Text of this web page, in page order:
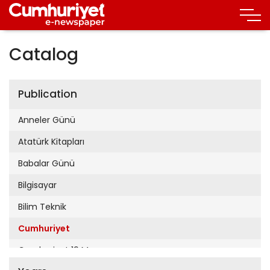
Catalog
Publication
Anneler Günü
Atatürk Kitapları
Babalar Günü
Bilgisayar
Bilim Teknik
Cumhuriyet
Cumhuriyet 19 Mayıs